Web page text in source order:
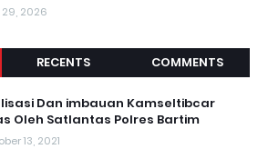
29, 2026
RECENTS COMMENTS
Dan imbauan Kamseltibcar
Oleh Satlantas Polres Bartim
13, 2021